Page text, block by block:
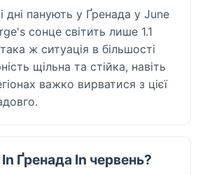
дні панують у Ґренада у June
сонце світить лише 1.1
ж ситуація в більшості
щільна та стійка, навіть
важко вирватися з цієї
Ґренада In червень?